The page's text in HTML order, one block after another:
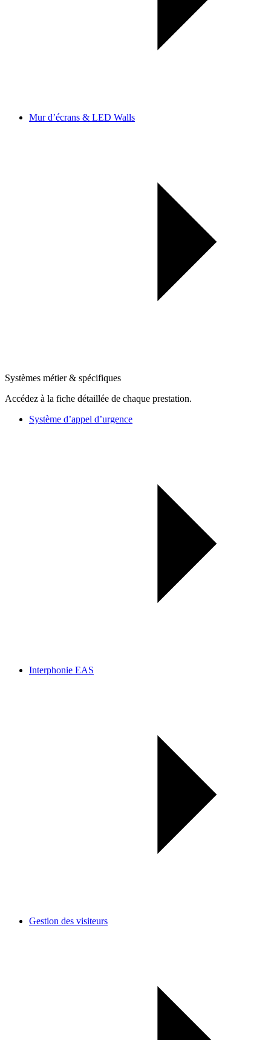
Mur d’écrans & LED Walls
Systèmes métier & spécifiques
Accédez à la fiche détaillée de chaque prestation.
Système d’appel d’urgence
Interphonie EAS
Gestion des visiteurs